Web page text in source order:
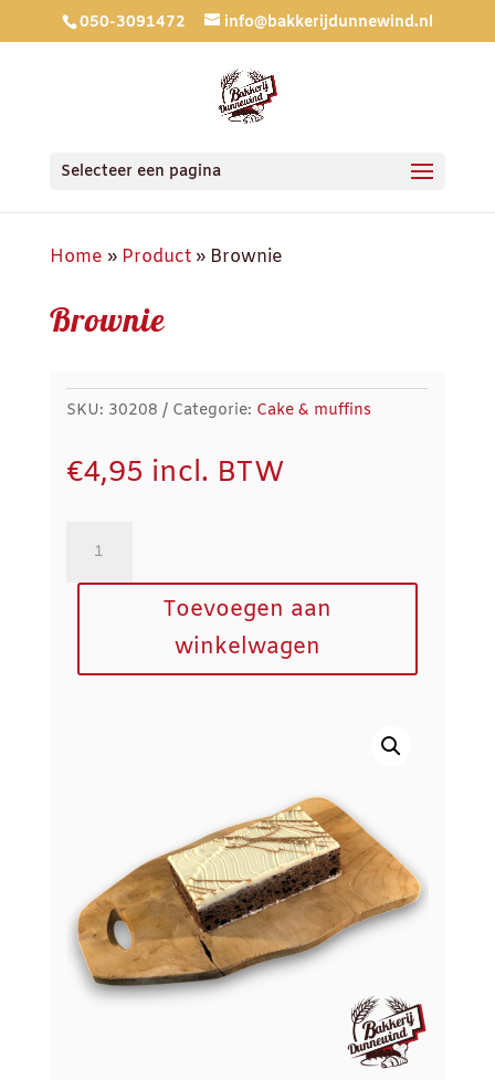
050-3091472 info@bakkerijdunnewind.nl
Selecteer een pagina
Home » Product» Brownie
Brownie
SKU: 30208 Categorie: Cake & muffins
€4,95 incl. BTW
Toevoegen aan
winkelwagen